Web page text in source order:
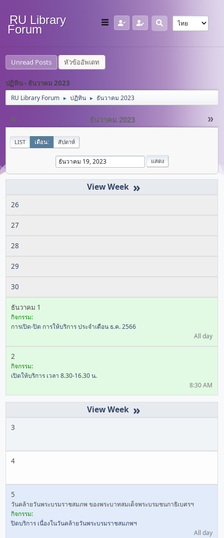
RU Library
Forum
Unread Posts หัวข้ออัพเดท
ปฏิทิน - ธันวาคม 2023
RU Library Forum ► ปฏิทิน ► ธันวาคม 2023
« »
ธันวาคม 2023
LIST เดือน: สัปดาห์
»
26
27
28
29
30
ธันวาคม 1
กิจกรรม:
การเปิด-ปิด การให้บริการ ประจำเดือน ธ.ค. 2566
All day
2
กิจกรรม:
เปิดให้บริการ เวลา 8.30-16.30 น.
8:30 AM
»
3
4
5
วันคล้ายวันพระบรมราชสมภพ ของพระบาทสมเด็จพระบรมชนกาธิเบศรฯ
กิจกรรม:
ปิดบริการ เนื่องในวันคล้ายวันพระบรมราชสมภพฯ
All day